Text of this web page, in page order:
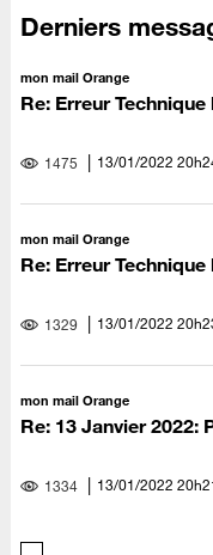
Derniers
mon mail Orange
Re: Erreur
1475 ‎13/01/2022
mon mail Orange
Re: Erreur
1329 ‎13/01/2022
mon mail Orange
Re: 13 Janvier 2022:
1334 ‎13/01/2022